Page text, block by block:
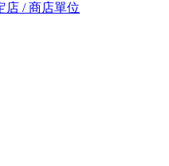
店 / 商店單位